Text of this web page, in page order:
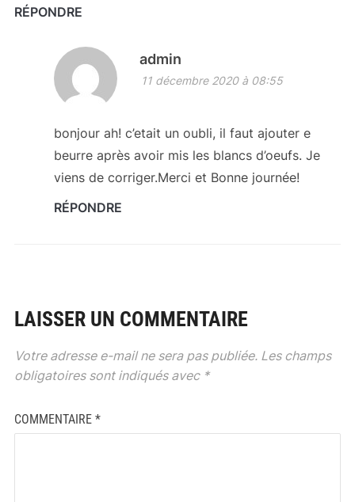
RÉPONDRE
admin
11 décembre 2020 à 08:55
bonjour ah! c’etait un oubli, il faut ajouter e
beurre après avoir mis les blancs d’oeufs. Je
viens de corriger.Merci et Bonne journée!
RÉPONDRE
LAISSER UN COMMENTAIRE
Votre adresse e-mail ne sera pas publiée. Les champs
obligatoires sont indiqués avec *
COMMENTAIRE *